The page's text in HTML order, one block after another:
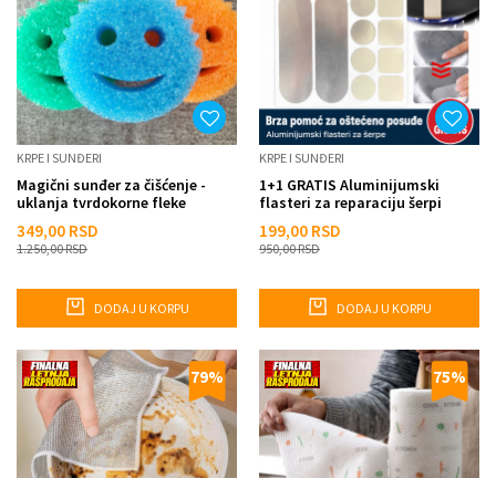
KRPE I SUNĐERI
Magični sunđer za čišćenje -
uklanja tvrdokorne fleke
349,00 RSD
1.250,00RSD
DODAJ U KORPU
KRPE I SUNĐERI
1+1 GRATIS Aluminijumski
flasteri za reparaciju šerpi
199,00 RSD
950,00RSD
DODAJ U KORPU
79% 75%